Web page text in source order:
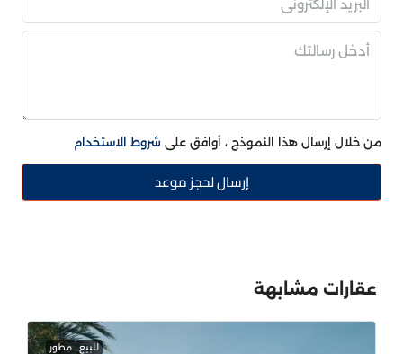
من خلال إرسال هذا النموذج ، أوافق على شروط الاستخدام
إرسال لحجز موعد
عقارات مشابهة
للبيع مطور